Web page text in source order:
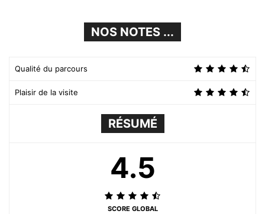
NOS NOTES ...
Qualité du parcours
Plaisir de la visite
RÉSUMÉ
4.5
SCORE GLOBAL